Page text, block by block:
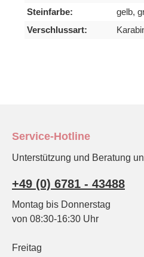
Steinfarbe:
gelb,
Verschlussart:
Service-Hotline
Unterstützung und Beratung
+49 (0) 6781 - 43488
Montag bis Donnerstag
von 08:30-16:30 Uhr
Freitag